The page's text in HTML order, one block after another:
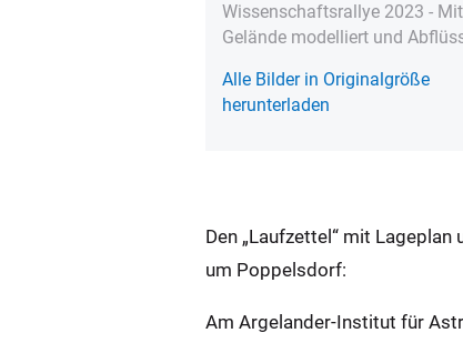
Wissenschaftsrallye 2023 -
Gelände modelliert und
Alle Bilder in Originalgröße
herunterladen
Den „Laufzettel“ mit
um Poppelsdorf:
Am Argelander-Institut für